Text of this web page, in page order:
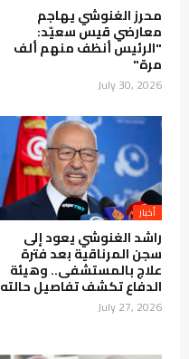
محرز الغنوشي يهاجم
معارضي قيس سعيّد:
"الرئيس أنظف منهم ألف
مرة"
July 30, 2026
أخبار
راشد الغنوشي يعود إلى
سجن المرناقية بعد فترة
علاج بالمستشفى.. وهيئة
الدفاع تكشف تفاصيل حالته
July 27, 2026